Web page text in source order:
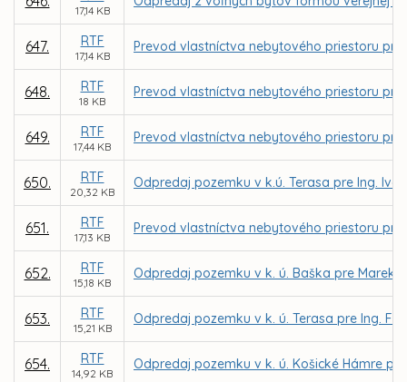
17,14 KB
647. RTF
17,14 KB
Prevod vlastníctva nebytového priestoru pre
648. RTF
18 KB
Prevod vlastníctva nebytového priestoru pre
649. RTF
17,44 KB
Prevod vlastníctva nebytového priestoru pre
650. RTF
20,32 KB
Odpredaj pozemku v k.ú. Terasa pre Ing.
651. RTF
17,13 KB
Prevod vlastníctva nebytového priestoru pre
652. RTF
15,18 KB
Odpredaj pozemku v k. ú. Baška pre Mareka
653. RTF
15,21 KB
Odpredaj pozemku v k. ú. Terasa pre Ing.
654. RTF
14,92 KB
Odpredaj pozemku v k. ú. Košické Hámre